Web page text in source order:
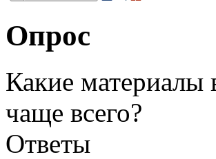
Опрос
Какие материалы
чаще всего?
Ответы